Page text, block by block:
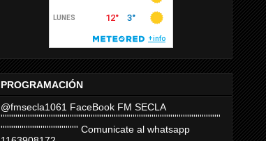
PROGRAMACIÓN
@fmsecla1061 FaceBook FM SECLA
'''''''''''''''''''''''''''''''''''''''''''''''''''''''''''''''''''''''''''''''''''''''''''''''''''''''''
''''''''''''''''''''''''''''''''''''' Comunicate al whatsapp